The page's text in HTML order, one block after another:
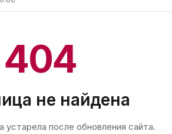
404
не найдена
после обновления сайта.